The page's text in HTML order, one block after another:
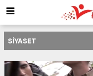
SIYASET